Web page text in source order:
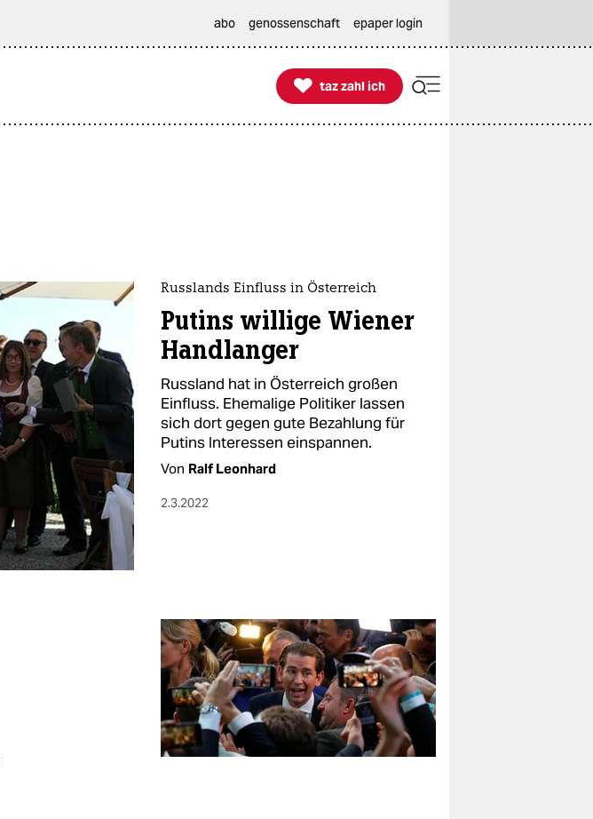
abo genossenschaft epaper login

taz zahl ich
taz zahl ich
Russlands Einfluss in Österreich
Putins willige Wiener
Handlanger
Russland hat in Österreich großen
Einfluss. Ehemalige Politiker lassen
sich dort gegen gute Bezahlung für
Putins Interessen einspannen.
Von Ralf Leonhard
2.3.2022